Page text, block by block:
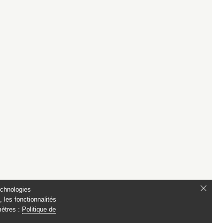
les fonctionnalités
: Politique de